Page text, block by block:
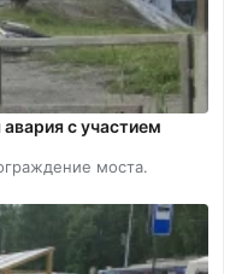
авария с участием
моста.